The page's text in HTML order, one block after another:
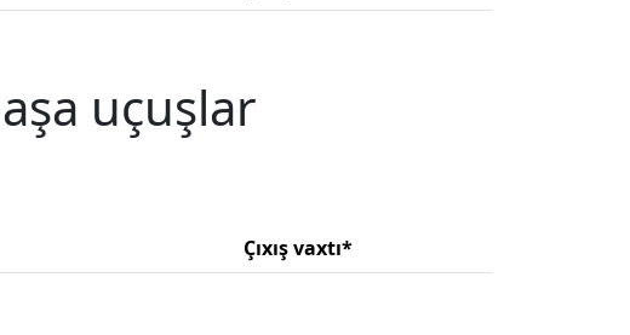
uçuşlar
Çıxış vaxtı*